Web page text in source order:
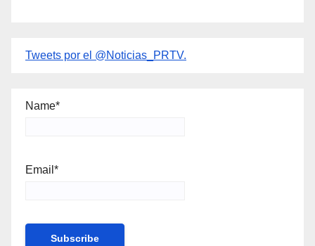
Tweets por el @Noticias_PRTV.
Name*
Email*